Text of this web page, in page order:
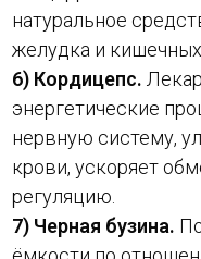
натуральное
желудка и кишечных
6) Кордицепс.
энергетические
нервную систему,
крови, ускоряет
регуляцию.
7) Черная бузина.